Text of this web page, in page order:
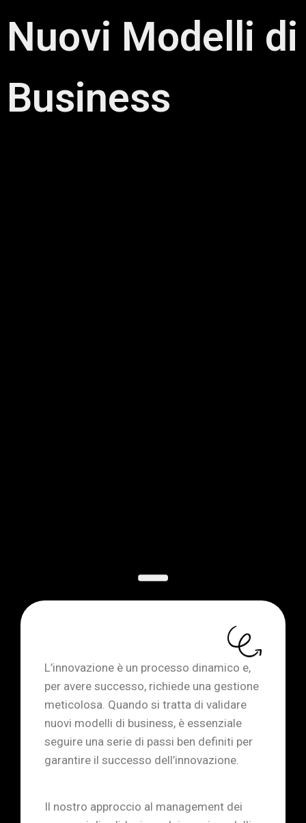
Nuovi Modelli di
Business
L’innovazione è un processo dinamico e,
per avere successo, richiede una gestione
meticolosa. Quando si tratta di validare
nuovi modelli di business, è essenziale
seguire una serie di passi ben definiti per
garantire il successo dell’innovazione.
Il nostro approccio al management dei